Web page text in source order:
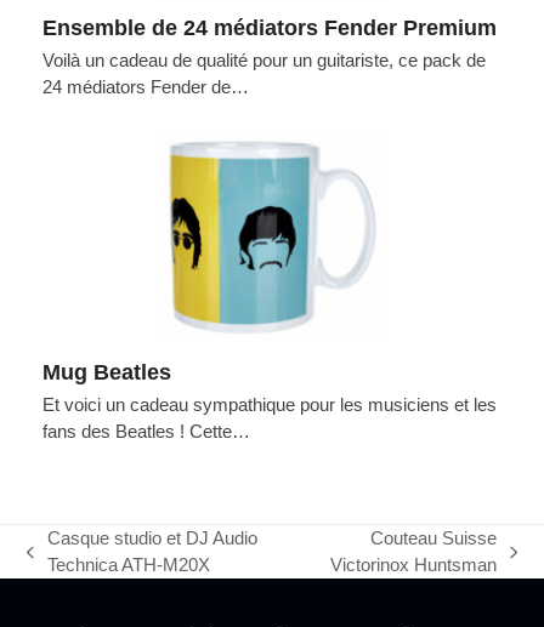
Ensemble de 24 médiators Fender Premium
Voilà un cadeau de qualité pour un guitariste, ce pack de
24 médiators Fender de…
Mug Beatles
Et voici un cadeau sympathique pour les musiciens et les
fans des Beatles ! Cette…
previous
Casque studio et DJ Audio
Technica ATH-M20X
next
Couteau Suisse
Victorinox Huntsman